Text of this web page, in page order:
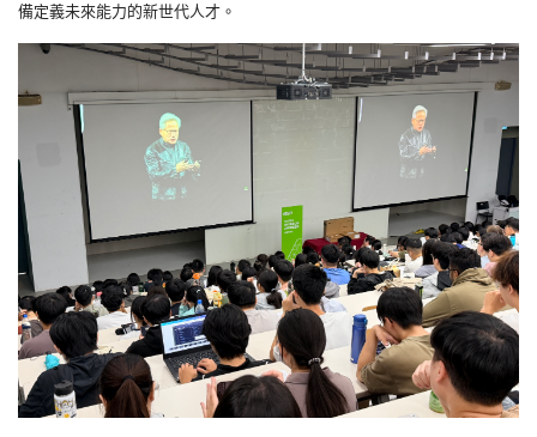
備定義未來能力的新世代人才。